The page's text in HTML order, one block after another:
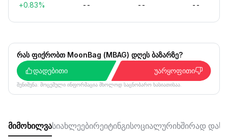
+0.83% -- -- --
რას ფიქრობთ MoonBag (MBAG) დღეს ბაზარზე?
დადებითი
უარყოფითი
შენიშვნა: მოცემული ინფორმაცია მხოლოდ საცნობარო ხასიათისაა.
მიმოხილვასიახლეებირეიტინგისოციალურიხშირად